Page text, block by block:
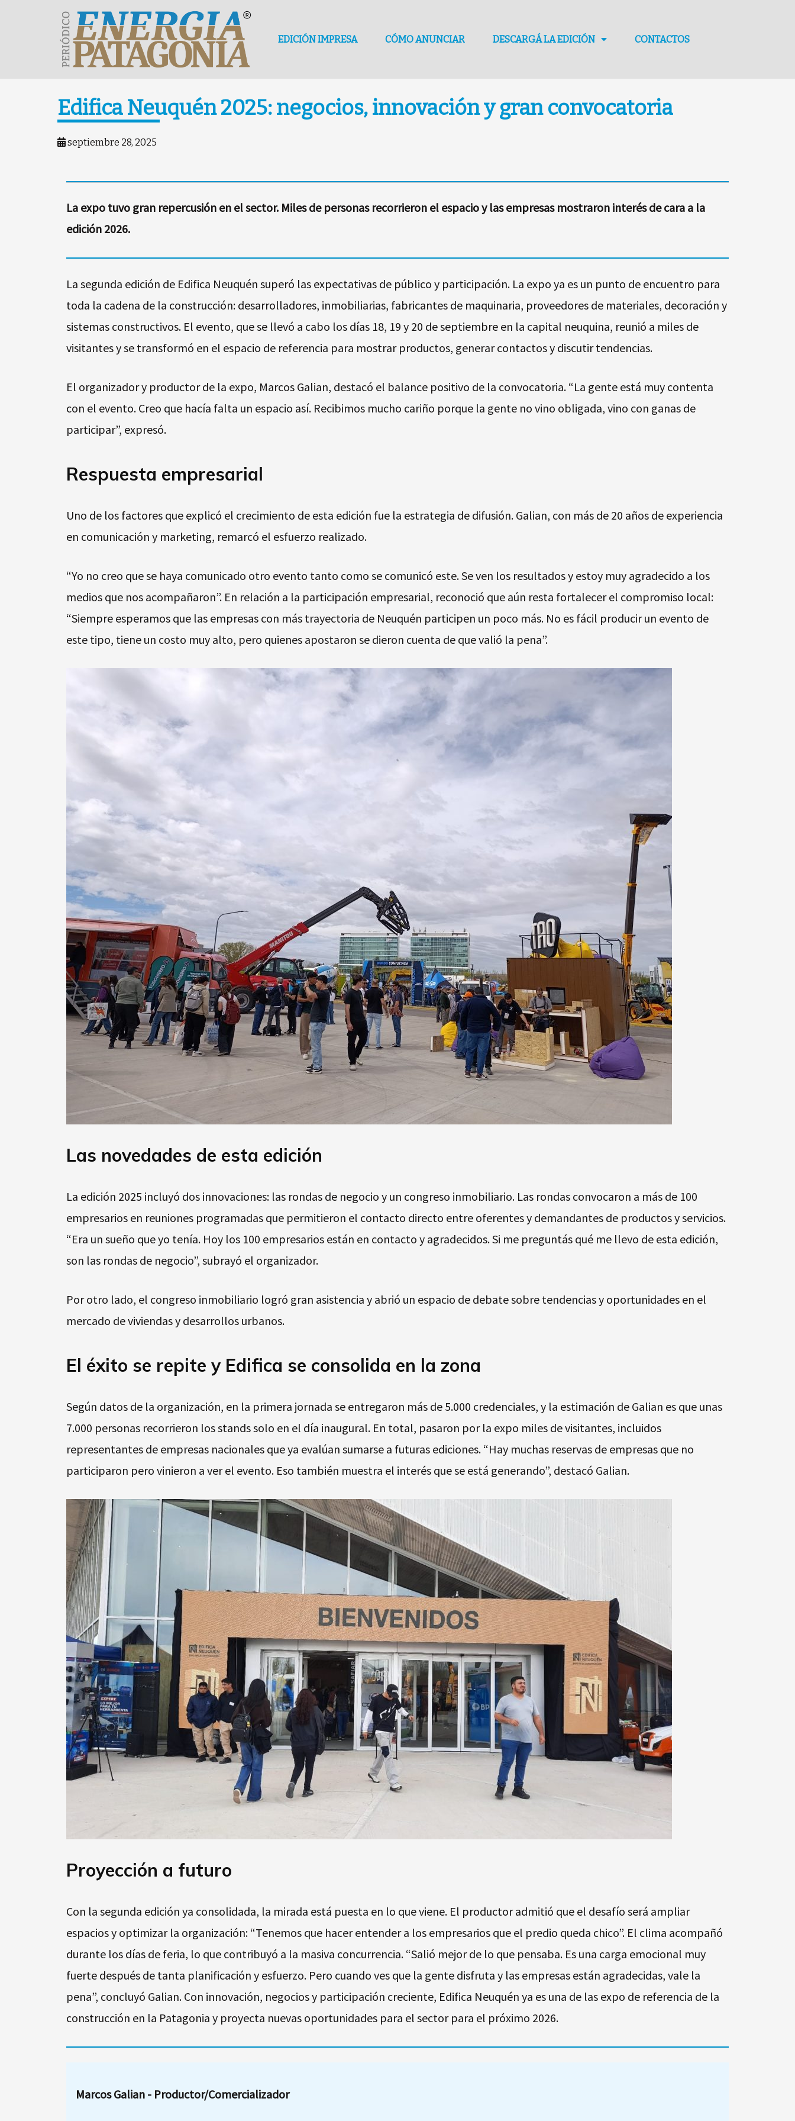
EDICIÓN IMPRESA CÓMO ANUNCIAR DESCARGÁ LA EDICIÓN CONTACTOS
Edifica Neuquén 2025: negocios, innovación y gran convocatoria
septiembre 28, 2025
La expo tuvo gran repercusión en el sector. Miles de personas recorrieron el espacio y las empresas mostraron interés de cara a la
edición 2026.
La segunda edición de Edifica Neuquén superó las expectativas de público y participación. La expo ya es un punto de encuentro para
toda la cadena de la construcción: desarrolladores, inmobiliarias, fabricantes de maquinaria, proveedores de materiales, decoración y
sistemas constructivos. El evento, que se llevó a cabo los días 18, 19 y 20 de septiembre en la capital neuquina, reunió a miles de
visitantes y se transformó en el espacio de referencia para mostrar productos, generar contactos y discutir tendencias.
El organizador y productor de la expo, Marcos Galian, destacó el balance positivo de la convocatoria. “La gente está muy contenta
con el evento. Creo que hacía falta un espacio así. Recibimos mucho cariño porque la gente no vino obligada, vino con ganas de
participar”, expresó.
Respuesta empresarial
Uno de los factores que explicó el crecimiento de esta edición fue la estrategia de difusión. Galian, con más de 20 años de experiencia
en comunicación y marketing, remarcó el esfuerzo realizado.
“Yo no creo que se haya comunicado otro evento tanto como se comunicó este. Se ven los resultados y estoy muy agradecido a los
medios que nos acompañaron”. En relación a la participación empresarial, reconoció que aún resta fortalecer el compromiso local:
“Siempre esperamos que las empresas con más trayectoria de Neuquén participen un poco más. No es fácil producir un evento de
este tipo, tiene un costo muy alto, pero quienes apostaron se dieron cuenta de que valió la pena”.
Las novedades de esta edición
La edición 2025 incluyó dos innovaciones: las rondas de negocio y un congreso inmobiliario. Las rondas convocaron a más de 100
empresarios en reuniones programadas que permitieron el contacto directo entre oferentes y demandantes de productos y servicios.
“Era un sueño que yo tenía. Hoy los 100 empresarios están en contacto y agradecidos. Si me preguntás qué me llevo de esta edición,
son las rondas de negocio”, subrayó el organizador.
Por otro lado, el congreso inmobiliario logró gran asistencia y abrió un espacio de debate sobre tendencias y oportunidades en el
mercado de viviendas y desarrollos urbanos.
El éxito se repite y Edifica se consolida en la zona
Según datos de la organización, en la primera jornada se entregaron más de 5.000 credenciales, y la estimación de Galian es que unas
7.000 personas recorrieron los stands solo en el día inaugural. En total, pasaron por la expo miles de visitantes, incluidos
representantes de empresas nacionales que ya evalúan sumarse a futuras ediciones. “Hay muchas reservas de empresas que no
participaron pero vinieron a ver el evento. Eso también muestra el interés que se está generando”, destacó Galian.
Proyección a futuro
Con la segunda edición ya consolidada, la mirada está puesta en lo que viene. El productor admitió que el desafío será ampliar
espacios y optimizar la organización: “Tenemos que hacer entender a los empresarios que el predio queda chico”. El clima acompañó
durante los días de feria, lo que contribuyó a la masiva concurrencia. “Salió mejor de lo que pensaba. Es una carga emocional muy
fuerte después de tanta planificación y esfuerzo. Pero cuando ves que la gente disfruta y las empresas están agradecidas, vale la
pena”, concluyó Galian. Con innovación, negocios y participación creciente, Edifica Neuquén ya es una de las expo de referencia de la
construcción en la Patagonia y proyecta nuevas oportunidades para el sector para el próximo 2026.
Marcos Galian - Productor/Comercializador